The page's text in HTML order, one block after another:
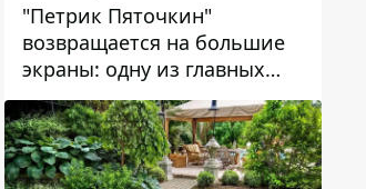
"Петрик Пяточкин"
возвращается на большие
экраны: одну из главных
ролей сыграет 9-летний
днепрянин Александр
Войтеховский